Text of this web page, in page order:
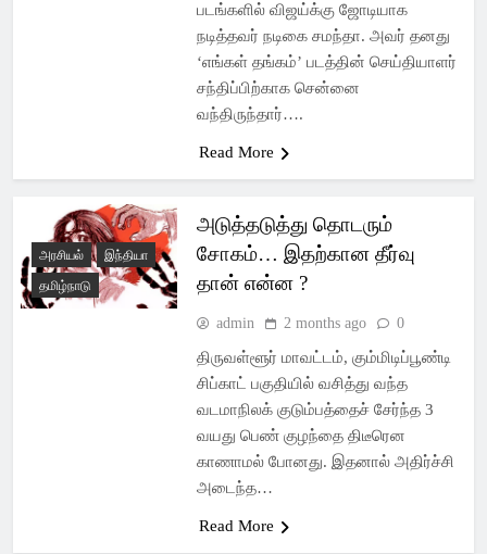
படங்களில் விஜய்க்கு ஜோடியாக
நடித்தவர் நடிகை சமந்தா. அவர் தனது
‘எங்கள் தங்கம்’ படத்தின் செய்தியாளர்
சந்திப்பிற்காக சென்னை
வந்திருந்தார்….
Read More
அரசியல்
இந்தியா
தமிழ்நாடு
அடுத்தடுத்து தொடரும்
சோகம்… இதற்கான தீர்வு
தான் என்ன ?
admin 2 months ago 0
திருவள்ளூர் மாவட்டம், கும்மிடிப்பூண்டி
சிப்காட் பகுதியில் வசித்து வந்த
வடமாநிலக் குடும்பத்தைச் சேர்ந்த 3
வயது பெண் குழந்தை திடீரென
காணாமல் போனது. இதனால் அதிர்ச்சி
அடைந்த…
Read More